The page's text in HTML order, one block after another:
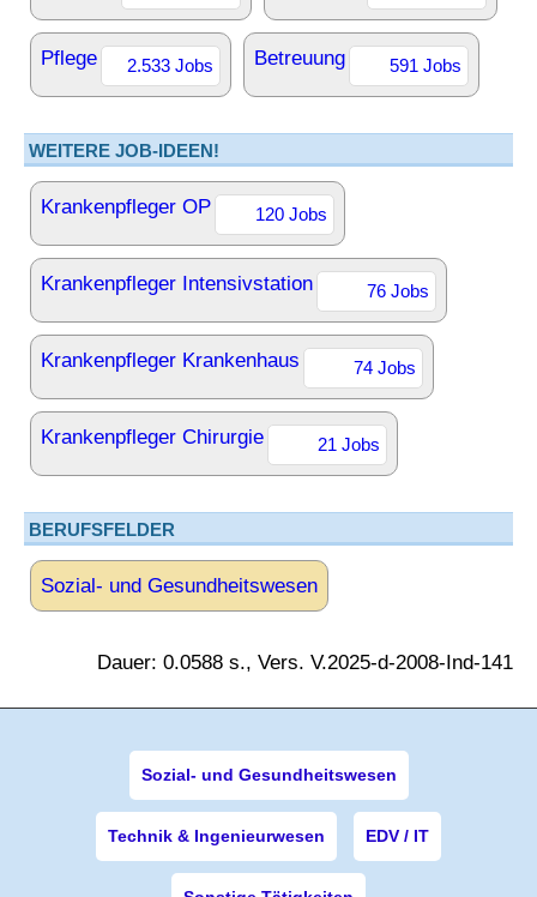
Pflege 2.533 Jobs Betreuung 591 Jobs
WEITERE JOB-IDEEN!
Krankenpfleger OP 120 Jobs
Krankenpfleger Intensivstation 76 Jobs
Krankenpfleger Krankenhaus 74 Jobs
Krankenpfleger Chirurgie 21 Jobs
BERUFSFELDER
Sozial- und Gesundheitswesen
Dauer: 0.0588 s., Vers. V.2025-d-2008-Ind-141
Sozial- und Gesundheitswesen
Technik & Ingenieurwesen EDV / IT